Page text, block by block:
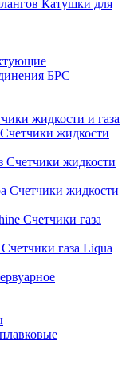
Катушки для
БРС
жидкости и газа
Счетчики жидкости
Счетчики жидкости
Счетчики жидкости
Счетчики газа
Счетчики газа Liqua